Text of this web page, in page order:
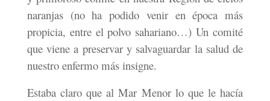
naranjas (no ha podido venir en época más
propicia, entre el polvo sahariano…) Un comité
que viene a preservar y salvaguardar la salud de
nuestro enfermo más insigne.
Estaba claro que al Mar Menor lo que le hacía